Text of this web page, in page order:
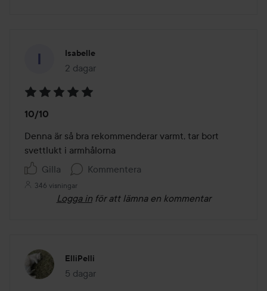
Isabelle
2 dagar
Inlägget skapades 2 dagar
5
av
5
10/10
Denna är så bra rekommenderar varmt, tar bort
svettlukt i armhålorna
Gilla
Kommentera
346 visningar
Logga in för att lämna en kommentar
ElliPelli
5 dagar
Inlägget skapades 5 dagar